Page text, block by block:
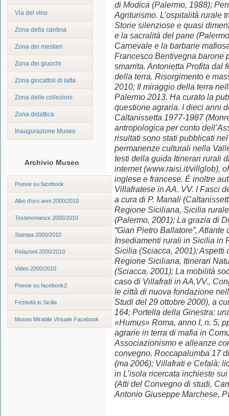
Via del vino
Zona della cantina
Zona dei mestieri
Zona dei giuochi
Zona giocattoli di latta
Zona delle collezioni
Zona didattica
Inaugurazione Museo
Archivio Museo
Poesie su facebook
Albo d'oro anni 2000/2010
Testimonianze 2000/2010
Stampa 2000/2010
Relazioni 2000/2010
Video 2000/2010
Poesie su facebook2
Festività in Sicilia
Museo Mirabile Virtuale Facebook
di Modica (Palermo, 1988);
Agriturismo. L’ospitalità rurale
Storie silenziose e quasi
e la sacralità del pane
Carnevale e la barbarie
Francesco Bentivegna barone
smarrita. Antonietta Profita dal
della terra. Risorgimento e
2010; Il miraggio della terra
Palermo 2013. Ha curato la
questione agraria. I dieci anni
Caltanissetta 1977-1987
antropologica per conto
risultati sono stati pubblicati
permanenze culturali nella
testi della guida Itinerari rurali
internet (www.raisi.it/villglob),
inglese e francese. È inoltre
Villafratese in AA. VV. I Fasci
a cura di P. Manali
Regione Siciliana, Sicilia
(Palermo, 2001); La grazia di
“Gian Pietro Ballatore”,
Insediamenti rurali in Sicilia in
Sicilia (Sciacca, 2001);
Regione Siciliana, Itinerari
(Sciacca, 2001); La mobilità
caso di Villafrati in AA.VV.,
le città di nuova fondazione
Studi del 29 ottobre 2000), a
164; Portella della Ginestra:
«Humus» Roma, anno I, n. 5,
agrarie in terra di mafia in
Associazionismo e alleanze
convegno, Roccapalumba 17
(ma 2006); Villafrati e Cefalà:
in L’isola ricercata inchieste
(Atti del Convegno di studi,
Antonio Giuseppe Marchese,